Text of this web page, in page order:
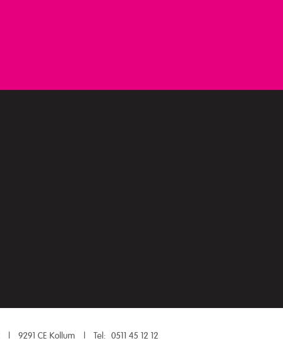
9291 CE Kollum Tel: 0511 45 12 12